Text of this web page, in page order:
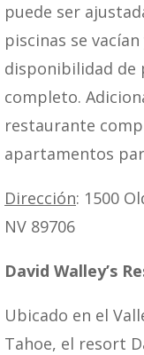
puede ser
piscinas se
disponibilidad de
completo.
restaurante
apartamentos
Dirección: 1500
NV 89706
David Walley’s
Ubicado en el
Tahoe, el resort